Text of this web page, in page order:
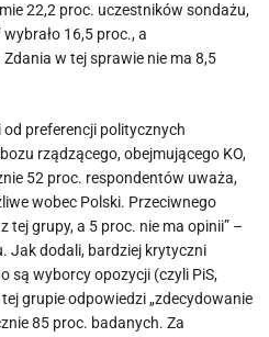
22,2 proc. uczestników sondażu,
16,5 proc., a
w tej sprawie nie ma 8,5
od preferencji politycznych
rządzącego, obejmującego KO,
52 proc. respondentów uważa,
wobec Polski. Przeciwnego
tej grupy, a 5 proc. nie ma opinii” –
Jak dodali, bardziej krytyczni
są wyborcy opozycji (czyli PiS,
grupie odpowiedzi „zdecydowanie
85 proc. badanych. Za